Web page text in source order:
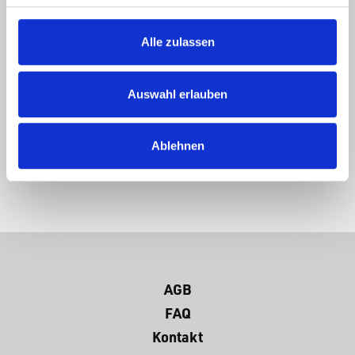
Alle zulassen
Auswahl erlauben
Ablehnen
Harzeinreibungen zum Mitnehmen.
Dauer:
AGB
FAQ
Kontakt